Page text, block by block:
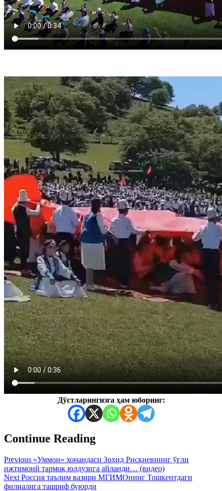
Дўстларингизга ҳам юборинг:
Continue Reading
Previous «Уммон» хонандаси Зоҳид Рисқиевнинг ўғли
ижтимоий тармоқ юлдузига айланди… (видео)
Next Россия таълим вазири МГИМОнинг Тошкентдаги
филиалига ташриф буюрди